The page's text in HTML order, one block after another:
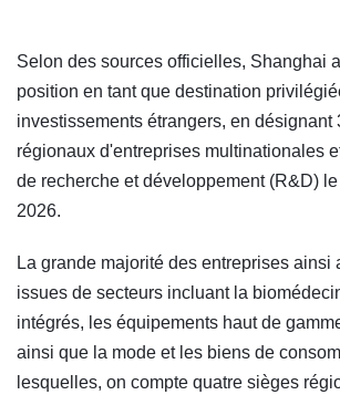
Selon des sources officielles, Shanghai
position en tant que destination
investissements étrangers, en désignant
régionaux d'entreprises multinationales
de recherche et développement (R&D)
2026.
La grande majorité des entreprises ainsi
issues de secteurs incluant la
intégrés, les équipements haut de
ainsi que la mode et les biens de
lesquelles, on compte quatre sièges